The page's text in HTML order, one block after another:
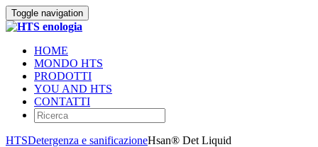
Toggle navigation
HOME
MONDO HTS
PRODOTTI
YOU AND HTS
CONTATTI
HTSDetergenza e sanificazioneHsan® Det Liquid